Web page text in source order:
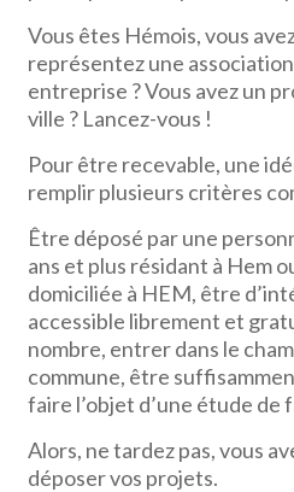
Vous êtes Hémois, vous
représentez une
entreprise ? Vous avez un
ville ? Lancez-vous !
Pour être recevable, une
remplir plusieurs critères
Être déposé par une
ans et plus résidant à Hem
domiciliée à HEM, être
accessible librement et
nombre, entrer dans le
commune, être
faire l’objet d’une étude de
Alors, ne tardez pas, vous
déposer vos projets.